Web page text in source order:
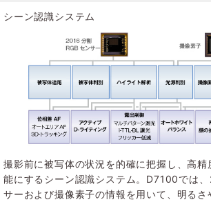
シーン認識システム
撮影前に被写体の状況を的確に把握し、高精
能にするシーン認識システム。D7100では
サーおよび撮像素子の情報を用いて、明るさ